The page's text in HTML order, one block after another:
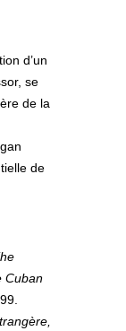
d’un
se
de la
de
Cuban